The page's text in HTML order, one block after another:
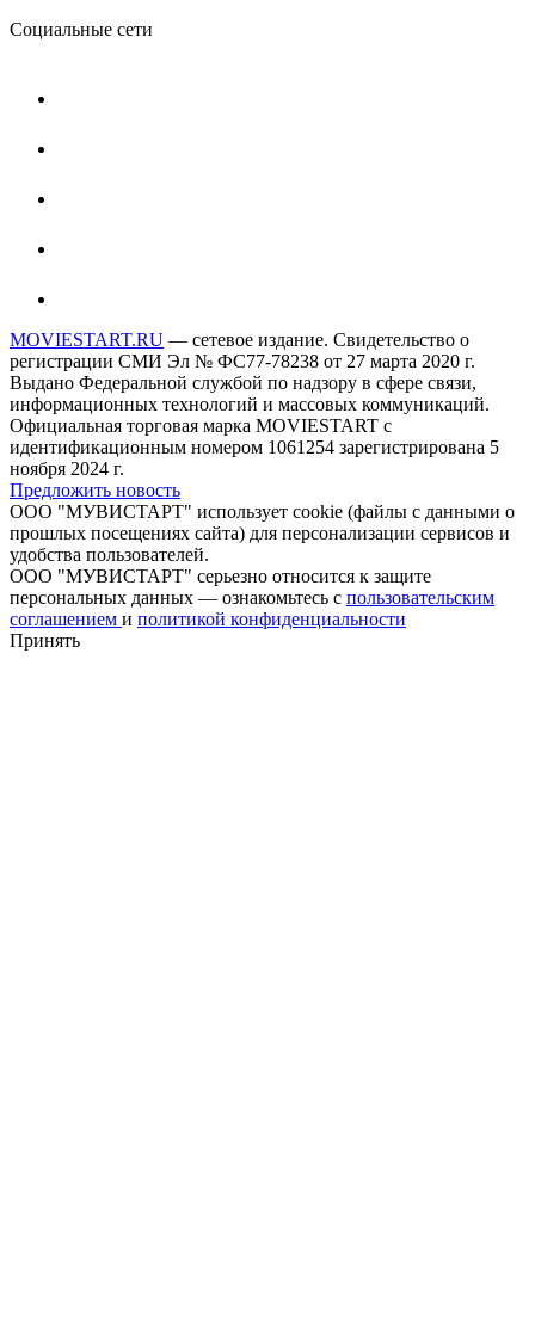
Социальные сети
MOVIESTART.RU — сетевое издание. Свидетельство о
регистрации СМИ Эл № ФС77-78238 от 27 марта 2020 г.
Выдано Федеральной службой по надзору в сфере связи,
информационных технологий и массовых коммуникаций.
Официальная торговая марка MOVIESTART с
идентификационным номером 1061254 зарегистрирована 5
ноября 2024 г.
Предложить новость
ООО "МУВИСТАРТ" использует cookie (файлы с данными о
прошлых посещениях сайта) для персонализации сервисов и
удобства пользователей.
ООО "МУВИСТАРТ" серьезно относится к защите
персональных данных — ознакомьтесь с пользовательским
соглашением и политикой конфиденциальности
Принять